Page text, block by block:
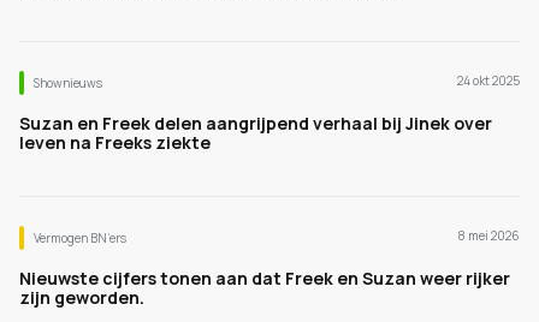
Shownieuws 24 okt 2025
Suzan en Freek delen aangrijpend verhaal bij Jinek over
leven na Freeks ziekte
Vermogen BN’ers 8 mei 2026
Nieuwste cijfers tonen aan dat Freek en Suzan weer rijker
zijn geworden.